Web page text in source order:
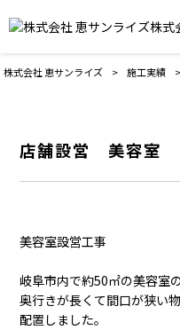
株式
株式会社 恵サンライズ > 施工実績 >
店舗設営 美容室
美容室設営工事
岐阜市内で約50㎡の美容室
奥行きが長くて間口が狭い
配置しました。